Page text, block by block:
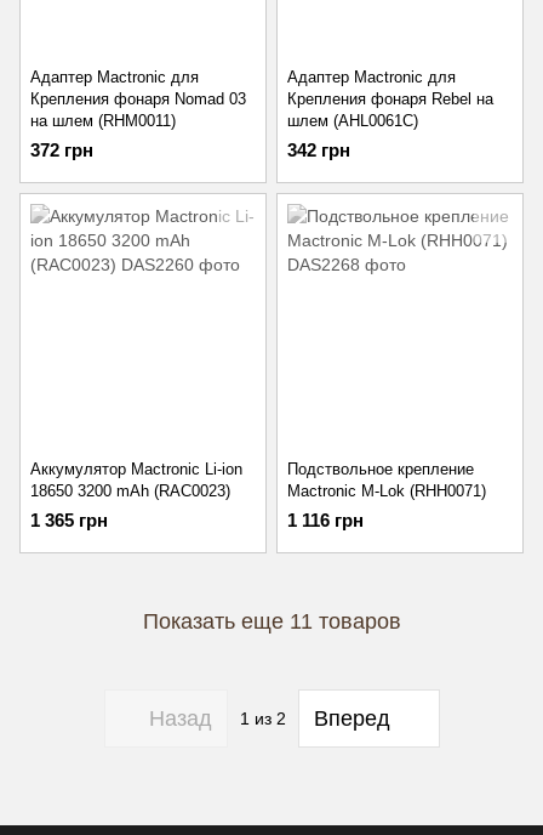
Адаптер Mactronic для
Крепления фонаря Nomad 03
на шлем (RHM0011)
372 грн
Адаптер Mactronic для
Крепления фонаря Rebel на
шлем (AHL0061C)
342 грн
Аккумулятор Mactronic Li-ion
18650 3200 mAh (RAC0023)
1 365 грн
Подствольное крепление
Mactronic M-Lok (RHH0071)
1 116 грн
Показать еще 11 товаров
Назад 1 из 2 Вперед